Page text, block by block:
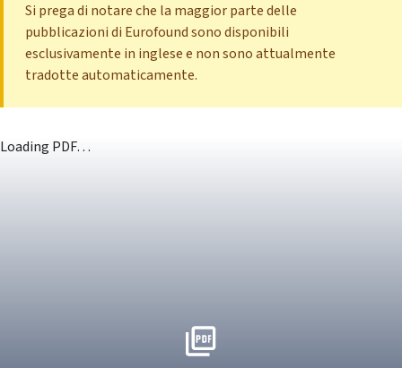
Si prega di notare che la maggior parte delle
pubblicazioni di Eurofound sono disponibili
esclusivamente in inglese e non sono attualmente
tradotte automaticamente.
Loading PDF…